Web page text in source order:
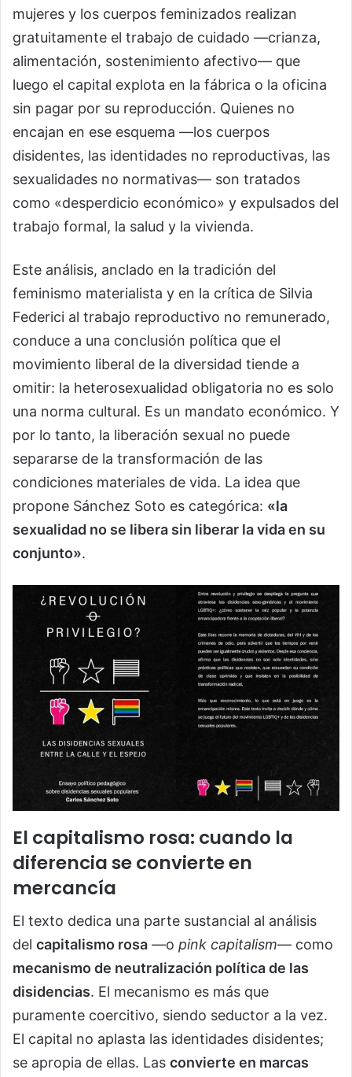
mujeres y los cuerpos feminizados realizan
gratuitamente el trabajo de cuidado —crianza,
alimentación, sostenimiento afectivo— que
luego el capital explota en la fábrica o la oficina
sin pagar por su reproducción. Quienes no
encajan en ese esquema —los cuerpos
disidentes, las identidades no reproductivas, las
sexualidades no normativas— son tratados
como «desperdicio económico» y expulsados del
trabajo formal, la salud y la vivienda.
Este análisis, anclado en la tradición del
feminismo materialista y en la crítica de Silvia
Federici al trabajo reproductivo no remunerado,
conduce a una conclusión política que el
movimiento liberal de la diversidad tiende a
omitir: la heterosexualidad obligatoria no es solo
una norma cultural. Es un mandato económico. Y
por lo tanto, la liberación sexual no puede
separarse de la transformación de las
condiciones materiales de vida. La idea que
propone Sánchez Soto es categórica: «la
sexualidad no se libera sin liberar la vida en su
conjunto».
El capitalismo rosa: cuando la
diferencia se convierte en
mercancía
El texto dedica una parte sustancial al análisis
del capitalismo rosa —o pink capitalism— como
mecanismo de neutralización política de las
disidencias. El mecanismo es más que
puramente coercitivo, siendo seductor a la vez.
El capital no aplasta las identidades disidentes;
se apropia de ellas. Las convierte en marcas